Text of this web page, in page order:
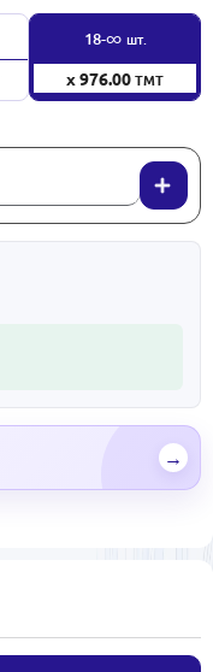
18-∞ шт.
x 976.00ТМТ
→